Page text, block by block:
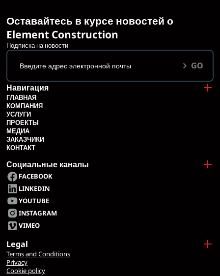
Оставайтесь в курсе новостей о
Element Construction
Подписка на новости
GO
Навигация
ГЛАВНАЯ
КОМПАНИЯ
УСЛУГИ
ПРОЕКТЫ
МЕДИА
ЗАКАЗЧИКИ
КОНТАКТ
Социальные каналы
FACEBOOK
LINKEDIN
YOUTUBE
INSTAGRAM
VIMEO
Legal
Terms and Conditions
Privacy
Cookie policy